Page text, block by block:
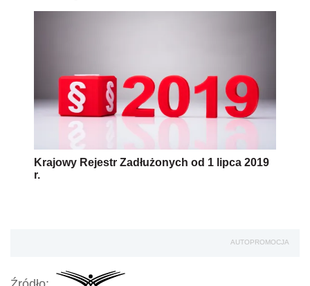
Krajowy Rejestr Zadłużonych od 1 lipca 2019
r.
AUTOPROMOCJA